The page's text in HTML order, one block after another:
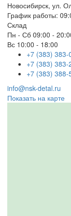
Новосибирск, ул.
График работы:
Склад
Пн - Сб 09:00 -
Вс 10:00 - 18:00
+7 (383) 383-
+7 (383) 383-
+7 (383) 388-
info@nsk-detal.ru
Показать на карте